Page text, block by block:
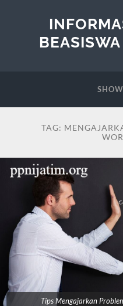
TAG:
Tips Mengajarkan